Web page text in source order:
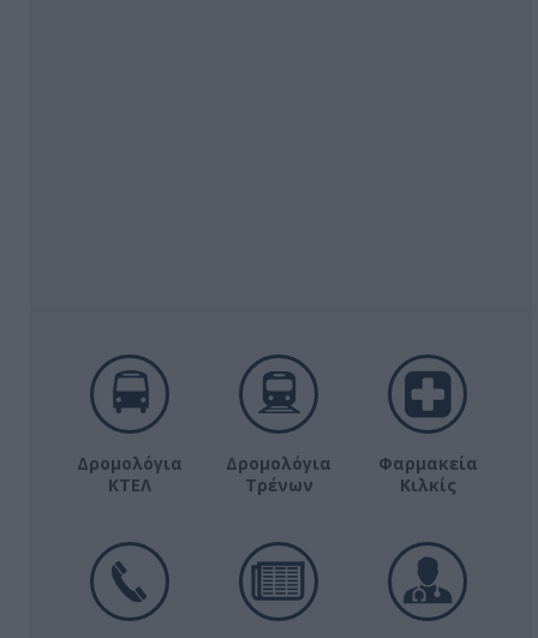
Δρομολόγια
ΚΤΕΛ
Δρομολόγια
Τρένων
Φαρμακεία
Κιλκίς